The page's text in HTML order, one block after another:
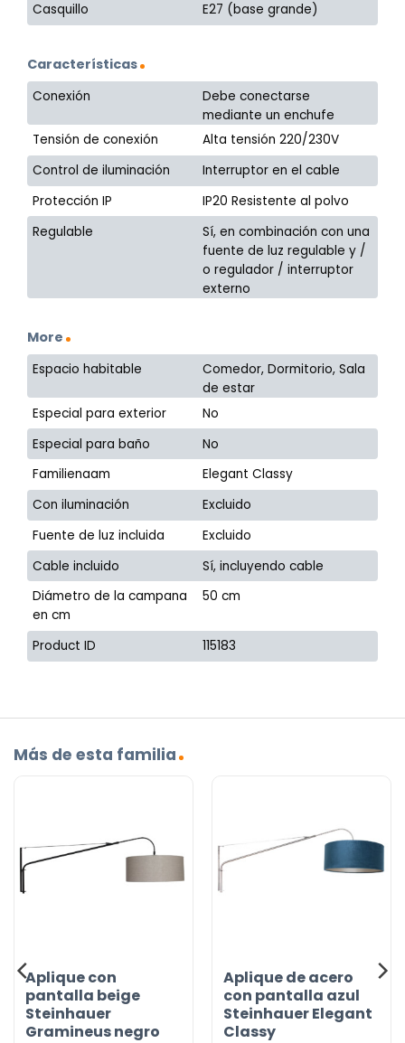
Casquillo E27 (base grande)
Características
Conexión
Debe conectarse
mediante un enchufe
Tensión de conexión
Alta tensión 220/230V
Control de iluminación
Interruptor en el cable
Protección IP
IP20 Resistente al polvo
Regulable
Sí, en combinación con una
fuente de luz regulable y /
o regulador / interruptor
externo
More
Espacio habitable
Comedor, Dormitorio, Sala
de estar
Especial para exterior
No
Especial para baño
No
Familienaam
Elegant Classy
Con iluminación
Excluido
Fuente de luz incluida
Excluido
Cable incluido
Sí, incluyendo cable
Diámetro de la campana
en cm
50 cm
Product ID 115183
Más de esta familia
Aplique con
pantalla beige
Steinhauer
Gramineus negro
Aplique de acero
con pantalla azul
Steinhauer Elegant
Classy